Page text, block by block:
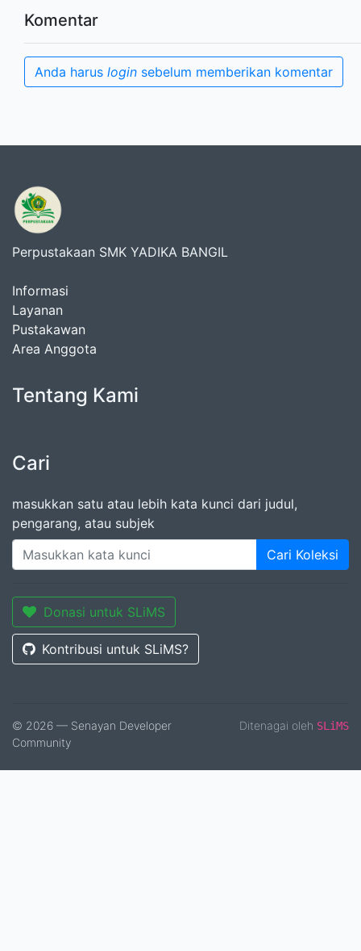
Komentar
Anda harus login sebelum memberikan komentar
Perpustakaan SMK YADIKA BANGIL
Informasi
Layanan
Pustakawan
Area Anggota
Tentang Kami
Cari
masukkan satu atau lebih kata kunci dari judul,
pengarang, atau subjek
Cari Koleksi
Donasi untuk SLiMS
Kontribusi untuk SLiMS?
© 2026 — Senayan Developer
Community
Ditenagai oleh SLiMS